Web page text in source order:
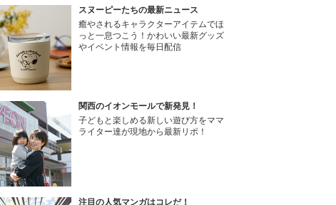
スヌーピーたちの最新ニュース
癒やされるキャラクターアイテムでほ
っと一息つこう！かわいい最新グッズ
やイベント情報を毎日配信
関西のイオンモールで新発見！
子どもと楽しめる新しい遊び方をママ
ライター達が現地から最新リポ！
注目の人気マンガはコレだ！